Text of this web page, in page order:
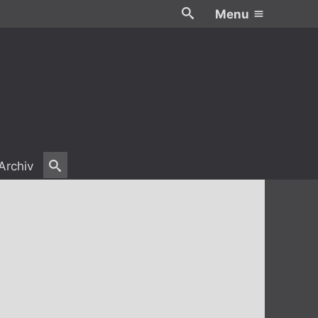
Menu